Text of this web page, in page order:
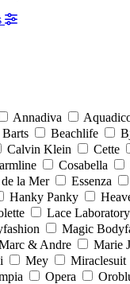
Annadiva
Barts Beachlife
Calvin Klein Cette
Cosabella
la Mer Essenza
Hanky Panky
Lace Laboratory
Magic
& Andre
Marie
Mey Miraclesuit
Opera